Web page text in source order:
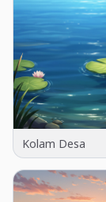
Kolam Desa